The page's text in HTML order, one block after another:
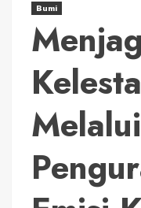
Bumi
Melalui